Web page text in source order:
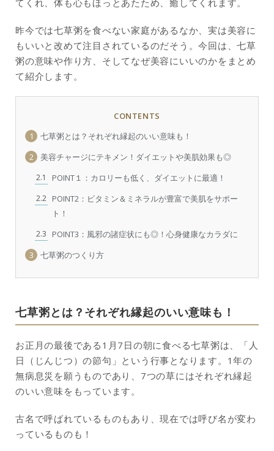
昨今では七草粥を食べない家庭があるなか、実は美容に
もいいと改めて注目されているのだそう。今回は、七草
粥の意味や作り方、そしてなぜ美容にいいのかをまとめ
て紹介します。
CONTENTS
1
七草粥とは？それぞれ縁起のいい意味も！
2
美容チャージにテキメン！ダイエットや美肌効果も◎
2.1 POINT１：カロリーも低く、ダイエットに最適！
2.2
POINT2：ビタミン＆ミネラルが豊富で美肌をサポー
ト！
2.3
POINT3：風邪の諸症状にも◎！心身健康なカラダに
3
七草粥のつくり方
七草粥とは？それぞれ縁起のいい意味も！
お正月の最後である1月7日の朝に食べる七草粥は、「人
日（じんじつ）の節句」という行事となります。1年の
無病息災を願うものであり、7つの草にはそれぞれ縁起
のいい意味をもっています。
古名で呼ばれているものもあり、現在では呼び名が変わ
っているものも！